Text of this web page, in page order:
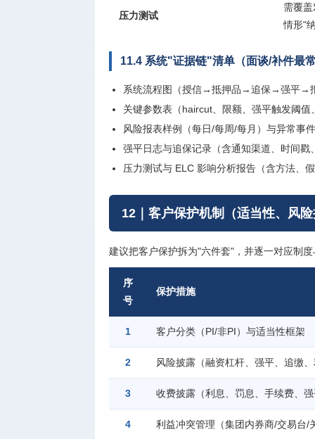
压力测试
需覆
情形"
11.4 系统"证据链"清单（面谈/补件最
系统流程图（授信→抵押品→追保→强平→
关键参数表（haircut、限额、强平触发阈
风险报表样例（每日/每周/每月）与异常事
强平日志与追保记录（含通知渠道、时间戳
压力测试与 ELC 影响分析报告（含方法、
12｜客户保护机制（适当性、风
建议把客户保护拆为"六件套"，并逐一对应制
序
号
保护措施
1 客户分类（PI/非PI）与适当性框架
2 风险披露（融资杠杆、强平、追缴
3 收费披露（利息、罚息、手续费、
4 利益冲突管理（集团内券商/交易台/